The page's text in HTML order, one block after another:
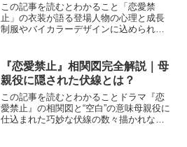
この記事を読むとわかること「恋愛禁
止」の衣装が語る登場人物の心理と成長
制服やバイカラーデザインに込められた
止」に登場するキャラクターたちの衣装
は、ただのファッションではあ...
『恋愛禁止』相関図完全解説｜母
親役に隠された伏線とは？
この記事を読むとわかることドラマ『恋
愛禁止』の相関図と“空白”の意味母親役に
仕込まれた巧妙な伏線の数々描かれない